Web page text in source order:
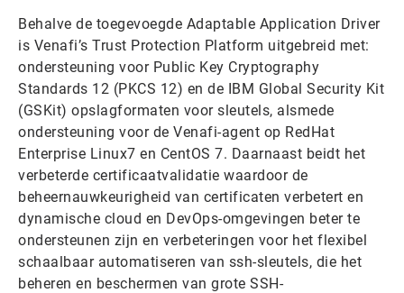
Behalve de toegevoegde Adaptable Application Driver
is Venafi’s Trust Protection Platform uitgebreid met:
ondersteuning voor Public Key Cryptography
Standards 12 (PKCS 12) en de IBM Global Security Kit
(GSKit) opslagformaten voor sleutels, alsmede
ondersteuning voor de Venafi-agent op RedHat
Enterprise Linux7 en CentOS 7. Daarnaast beidt het
verbeterde certificaatvalidatie waardoor de
beheernauwkeurigheid van certificaten verbetert en
dynamische cloud en DevOps-omgevingen beter te
ondersteunen zijn en verbeteringen voor het flexibel
schaalbaar automatiseren van ssh-sleutels, die het
beheren en beschermen van grote SSH-